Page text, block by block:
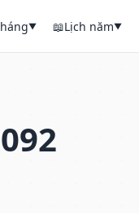
▼ 📖Lịch năm▼